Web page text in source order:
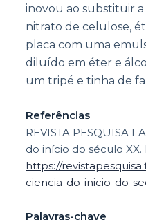
inovou ao substituir
nitrato de celulose,
placa com uma
diluído em éter e
um tripé e tinha de
Referências
REVISTA PESQUISA
do início do século
https://
ciencia-do-inicio-do-
Palavras-chave